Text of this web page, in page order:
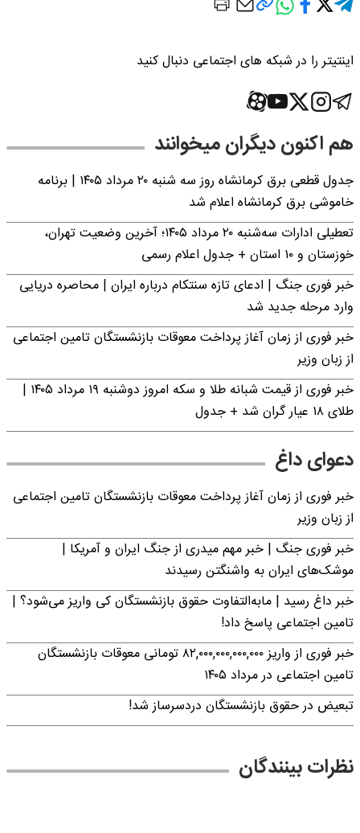
اینتیتر را در شبکه های اجتماعی دنبال کنید
هم اکنون دیگران میخوانند
جدول قطعی برق کرمانشاه روز سه شنبه ۲۰ مرداد ۱۴۰۵ | برنامه
خاموشی برق کرمانشاه اعلام شد
تعطیلی ادارات سه‌شنبه ۲۰ مرداد ۱۴۰۵؛ آخرین وضعیت تهران،
خوزستان و ۱۰ استان + جدول اعلام رسمی
خبر فوری جنگ | ادعای تازه سنتکام درباره ایران | محاصره دریایی
وارد مرحله جدید شد
خبر فوری از زمان آغاز پرداخت معوقات بازنشستگان تامین اجتماعی
از زبان وزیر
خبر فوری از قیمت شبانه طلا و سکه امروز دوشنبه ۱۹ مرداد ۱۴۰۵ |
طلای ۱۸ عیار گران شد + جدول
دعوای داغ
خبر فوری از زمان آغاز پرداخت معوقات بازنشستگان تامین اجتماعی
از زبان وزیر
خبر فوری جنگ | خبر مهم میدری از جنگ ایران و آمریکا |
موشک‌های ایران به واشنگتن رسیدند
خبر داغ رسید | مابه‌التفاوت حقوق بازنشستگان کی واریز می‌شود؟ |
تامین اجتماعی پاسخ داد!
خبر فوری از واریز ۸۲,۰۰۰,۰۰۰,۰۰۰,۰۰۰ تومانی معوقات بازنشستگان
تامین اجتماعی در مرداد ۱۴۰۵
تبعیض در حقوق بازنشستگان دردسرساز شد!
نظرات بینندگان